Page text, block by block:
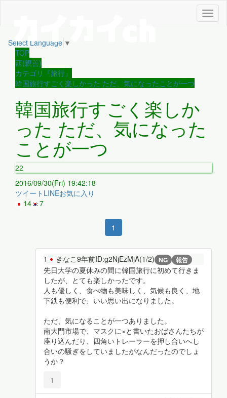
メ
ニ
Select Language ▼
TOP
西(親善)
カテゴリ『旅行』
韓国旅行すごく楽しかった ただ、気になったことが一つ
韓国旅行すごく楽しか
った ただ、気になった
ことが一つ
22
2016/09/30(Fri) 19:42:18
ツイート LINEお気に入り
14
7
1
1 きなこ 9年前ID:g2NjEzMjA(1/2) NG 報告
先日大学の夏休みの間に韓国旅行に初めて行きま
したが、とても楽しかったです。
人も優しく、食べ物も美味しく、気候も良く、地
下鉄も便利で、いい思い出になりました。
ただ、気になることが一つありました。
南大門市場で、マスクに×と書いたおばさんたちが
座り込んだり、四角いトレーラーを押し合いへし
合いの騒ぎをしていましたがなんだったのでしょ
うか？
1